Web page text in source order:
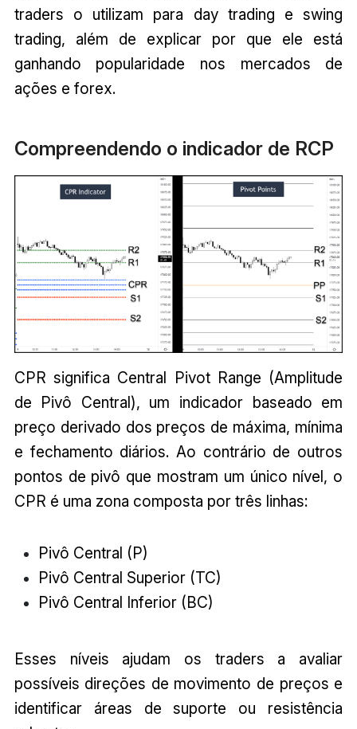
traders o utilizam para day trading e swing
trading, além de explicar por que ele está
ganhando popularidade nos mercados de
ações e forex.
Compreendendo o indicador de RCP
CPR significa Central Pivot Range (Amplitude
de Pivô Central), um indicador baseado em
preço derivado dos preços de máxima, mínima
e fechamento diários. Ao contrário de outros
pontos de pivô que mostram um único nível, o
CPR é uma zona composta por três linhas:
Pivô Central (P)
Pivô Central Superior (TC)
Pivô Central Inferior (BC)
Esses níveis ajudam os traders a avaliar
possíveis direções de movimento de preços e
identificar áreas de suporte ou resistência